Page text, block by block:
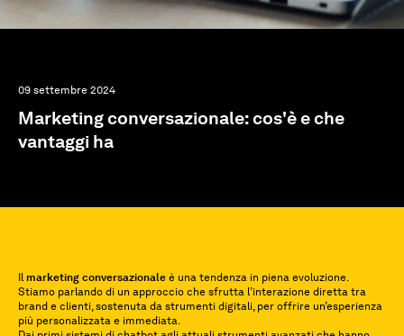
09 settembre 2024
Marketing conversazionale: cos'è e che
vantaggi ha
Il marketing conversazionale è una tendenza in piena evoluzione.
Stiamo parlando di un approccio che sfrutta l’interazione diretta tra
brand e clienti, sostenuta da strumenti digitali, per offrire un’esperienza
più personalizzata e immediata.